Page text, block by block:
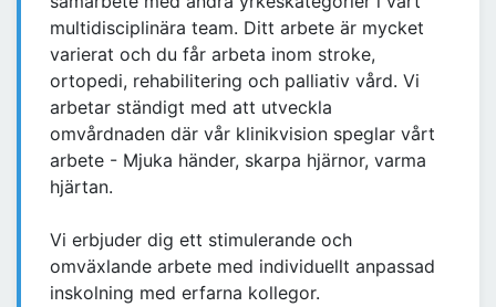
multidisciplinära team. Ditt arbete är mycket
varierat och du får arbeta inom stroke,
ortopedi, rehabilitering och palliativ vård. Vi
arbetar ständigt med att utveckla
omvårdnaden där vår klinikvision speglar vårt
arbete - Mjuka händer, skarpa hjärnor, varma
hjärtan.
Vi erbjuder dig ett stimulerande och
omväxlande arbete med individuellt anpassad
inskolning med erfarna kollegor.